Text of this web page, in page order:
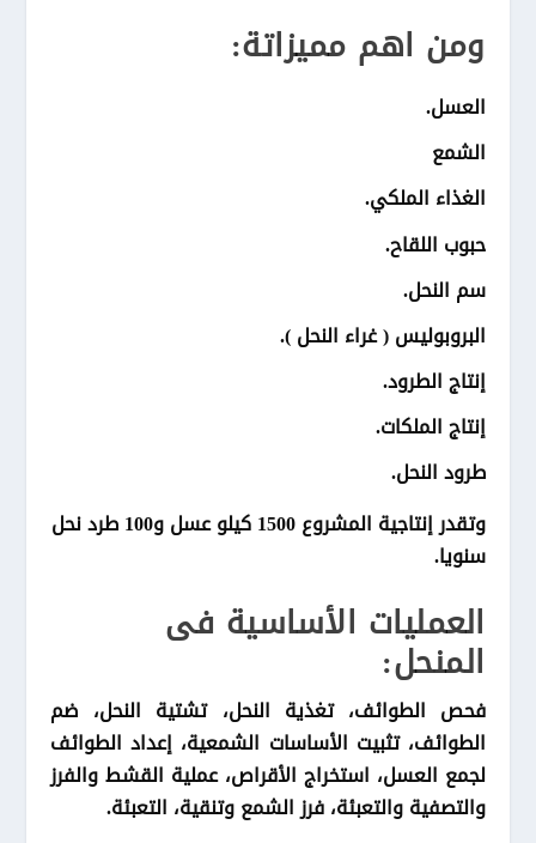
ومن اهم مميزاتة:
العسل.
الشمع
الغذاء الملكي.
حبوب اللقاح.
سم النحل.
البروبوليس ( غراء النحل ).
إنتاج الطرود.
إنتاج الملكات.
طرود النحل.
وتقدر إنتاجية المشروع 1500 كيلو عسل و100 طرد نحل
سنويا.
العمليات الأساسية فى
المنحل:
فحص الطوائف، تغذية النحل، تشتية النحل، ضم
الطوائف، تثبيت الأساسات الشمعية، إعداد الطوائف
لجمع العسل، استخراج الأقراص، عملية القشط والفرز
والتصفية والتعبئة، فرز الشمع وتنقية، التعبئة.